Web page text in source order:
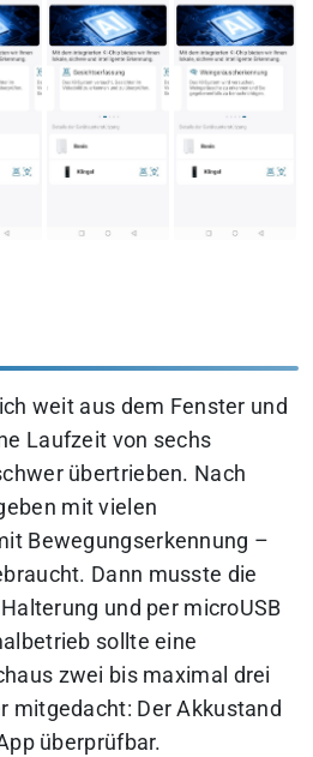
weit aus dem Fenster und
Laufzeit von sechs
übertrieben. Nach
mit vielen
Bewegungserkennung –
Dann musste die
und per microUSB
sollte eine
zwei bis maximal drei
mitgedacht: Der Akkustand
überprüfbar.